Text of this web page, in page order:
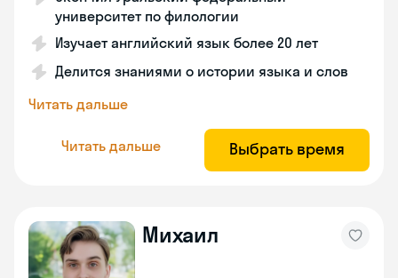
университет по филологии
Изучает английский язык более 20 лет
Делится знаниями о истории языка и слов
Читать дальше
Читать дальше Выбрать время
Михаил